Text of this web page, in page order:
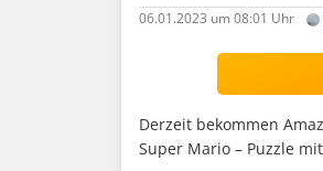
06.01.2023 um 08:01 Uhr
Derzeit bekommen
Super Mario – Puzzle